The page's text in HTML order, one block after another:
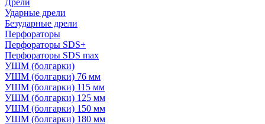
Дрели
Ударные дрели
Безударные дрели
Перфораторы
Перфораторы SDS+
Перфораторы SDS max
УШМ (болгарки)
УШМ (болгарки) 76 мм
УШМ (болгарки) 115 мм
УШМ (болгарки) 125 мм
УШМ (болгарки) 150 мм
УШМ (болгарки) 180 мм